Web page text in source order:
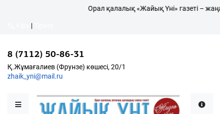
Қалалықтар қаперіне
Қоғам
Қ.Жұмағалиев (Фрунзе)
Орал қалалық «Жайық Үні» газеті –
|
8 (7112) 50-86-31
Қ.Жұмағалиев (Фрунзе) көшесі, 20/1
zhaik_yni@mail.ru